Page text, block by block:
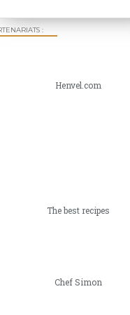
:
Henvel.com
The best recipes
Chef Simon